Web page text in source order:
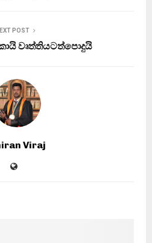
POST
වෘත්තියටත්පොදුයි
Viraj